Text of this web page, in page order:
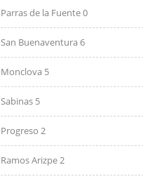
Parras de la Fuente 0
San Buenaventura 6
Monclova 5
Sabinas 5
Progreso 2
Ramos Arizpe 2